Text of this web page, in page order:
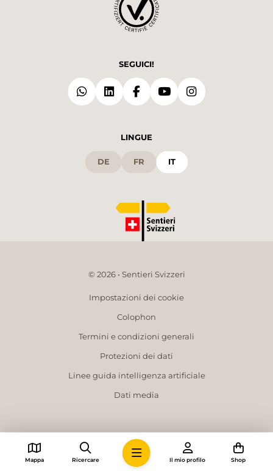
SEGUICI!
LINGUE
DE FR IT
© 2026 • Sentieri Svizzeri
Impostazioni dei cookie
Colophon
Termini e condizioni generali
Protezioni dei dati
Linee guida intelligenza artificiale
Dati media
Mappa Ricercare Il mio profilo Shop